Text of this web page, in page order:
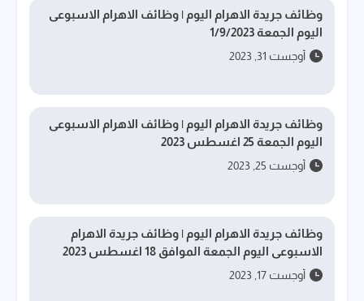
وظائف جريدة الاهرام اليوم | وظائف الاهرام الاسبوعى
اليوم الجمعة 1/9/2023
أوجست 31, 2023
وظائف جريدة الاهرام اليوم | وظائف الاهرام الاسبوعى
اليوم الجمعة 25 اغسطس 2023
أوجست 25, 2023
وظائف جريدة الاهرام اليوم | وظائف جريدة الاهرام
الاسبوعى اليوم الجمعة الموافق 18 اغسطس 2023
أوجست 17, 2023